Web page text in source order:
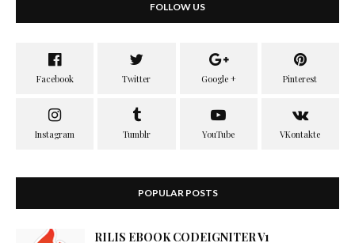
FOLLOW US
POPULAR POSTS
RILIS EBOOK CODEIGNITER V1